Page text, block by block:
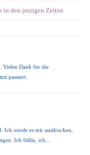
in den jetzigen Zeiten
Vielen Dank für die
passiert.
Ich werde es mir ausdrucken,
Ich fühle, ich…